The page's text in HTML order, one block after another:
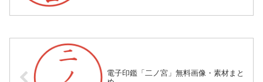
電子印鑑「二ノ宮」無料画像・素材まと